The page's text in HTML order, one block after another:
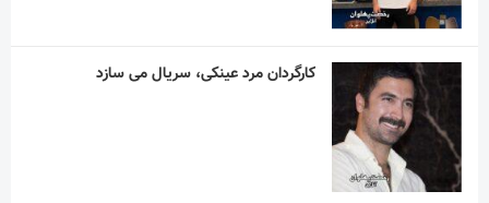
کارگردان مرد عینکی، سریال می سازد